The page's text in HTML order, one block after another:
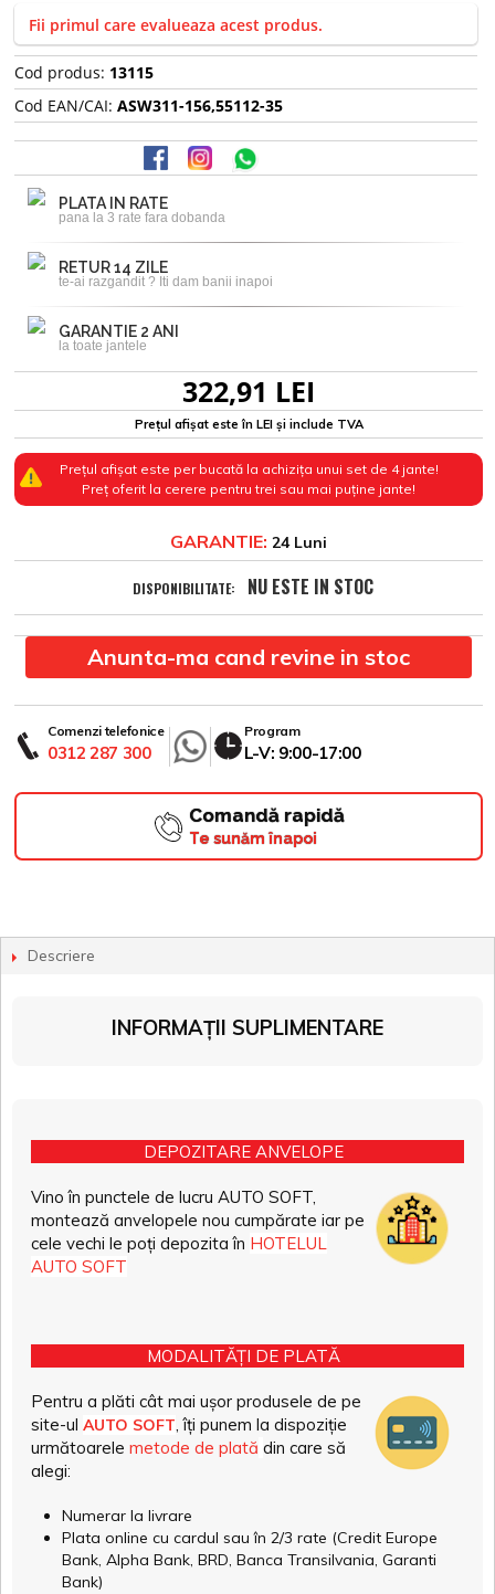
Fii primul care evalueaza acest produs.
Cod produs: 13115
Cod EAN/CAI: ASW311-156,55112-35
PLATA IN RATE
pana la 3 rate fara dobanda
RETUR 14 ZILE
te-ai razgandit ? Iti dam banii inapoi
GARANTIE 2 ANI
la toate jantele
322,91 LEI
Prețul afișat este în LEI și include TVA
Prețul afișat este per bucată la achizița unui set de 4 jante!
Preț oferit la cerere pentru trei sau mai puține jante!
GARANTIE: 24 Luni
DISPONIBILITATE: NU ESTE IN STOC
Anunta-ma cand revine in stoc
Comenzi telefonice
0312 287 300
Program
L-V: 9:00-17:00
Comandă rapidă
Te sunăm înapoi
Descriere
INFORMAȚII SUPLIMENTARE
DEPOZITARE ANVELOPE
Vino în punctele de lucru AUTO SOFT,
montează anvelopele nou cumpărate iar pe
cele vechi le poți depozita în HOTELUL
AUTO SOFT
MODALITĂȚI DE PLATĂ
Pentru a plăti cât mai ușor produsele de pe
site-ul AUTO SOFT, îți punem la dispoziție
următoarele metode de plată din care să
alegi:
Numerar la livrare
Plata online cu cardul sau în 2/3 rate (Credit Europe
Bank, Alpha Bank, BRD, Banca Transilvania, Garanti
Bank)